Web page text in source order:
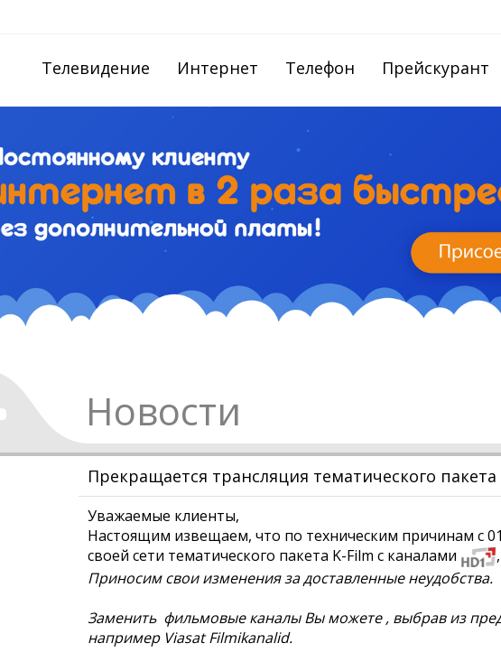
Телевидение Интернет Телефон Прейскурант
Новости
Прекращается трансляция тематического пакета
Уважаемые клиенты,
Настоящим извещаем, что по техническим причинам с
своей сети тематического пакета K-Film с каналами
,
Приносим свои изменения за доставленные неудобства.
Заменить фильмовые каналы Вы можете , выбрав из
например Viasat Filmikanalid.